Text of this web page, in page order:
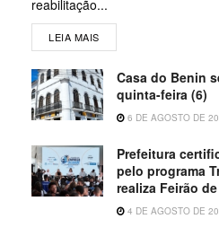
reabilitação...
LEIA MAIS
Casa do Benin
quinta-feira (6)
6 DE AGOSTO DE
Prefeitura
pelo programa
realiza Feirão
4 DE AGOSTO DE